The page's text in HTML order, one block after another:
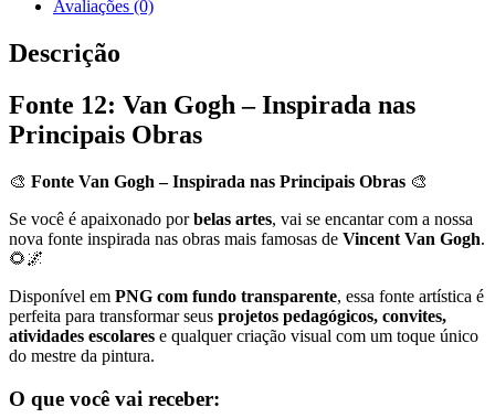
Avaliações (0)
Descrição
Fonte 12: Van Gogh – Inspirada nas
Principais Obras
🎨 Fonte Van Gogh – Inspirada nas Principais Obras 🎨
Se você é apaixonado porbelas artes, vai se encantar com a nossa
nova fonte inspirada nas obras mais famosas de Vincent Van Gogh.
🌻🌌
Disponível em PNG com fundo transparente, essa fonte artística é
perfeita para transformar seus projetos pedagógicos, convites,
atividades escolares e qualquer criação visual com um toque único
do mestre da pintura.
O que você vai receber: